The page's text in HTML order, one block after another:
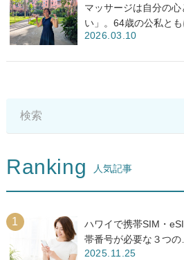
マッサージは自分の
い」。64歳の公私とも
2026.03.10
Ranking 人気記事
ハワイで携帯SIM・
帯番号が必要な３つの
2025.11.25